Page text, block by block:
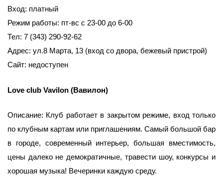
Вход: платный
Режим работы: пт-вс с 23-00 до 6-00
Тел: 7 (343) 290-92-62
Адрес: ул.8 Марта, 13 (вход со двора, бежевый пристрой)
Сайт: недоступен
Love club Vavilon (Вавилон)
Описание: Клуб работает в закрытом режиме, вход только
по клубным картам или приглашениям. Самый большой бар
в городе, современный интерьер, большая вместимость,
цены далеко не демократичные, травести шоу, конкурсы и
хорошая музыка! Вечеринки каждую среду.